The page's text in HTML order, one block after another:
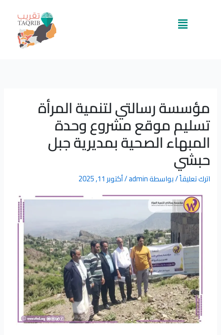
القائمة
مؤسسة رسالتي لتنمية المرأة
تسليم موقع مشروع وحدة
المبهاء الصحية بمديرية جبل
حبشي
اترك تعليقاً/ بواسطةadmin
/أكتوبر 11, 2025